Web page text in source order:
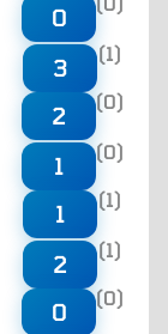
0
3
(1)
2
(0)
1
(0)
1
(1)
2
(1)
0
(0)